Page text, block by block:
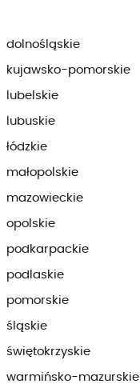
dolnośląskie
kujawsko-pomorskie
lubelskie
lubuskie
łódzkie
małopolskie
mazowieckie
opolskie
podkarpackie
podlaskie
pomorskie
śląskie
świętokrzyskie
warmińsko-mazurskie